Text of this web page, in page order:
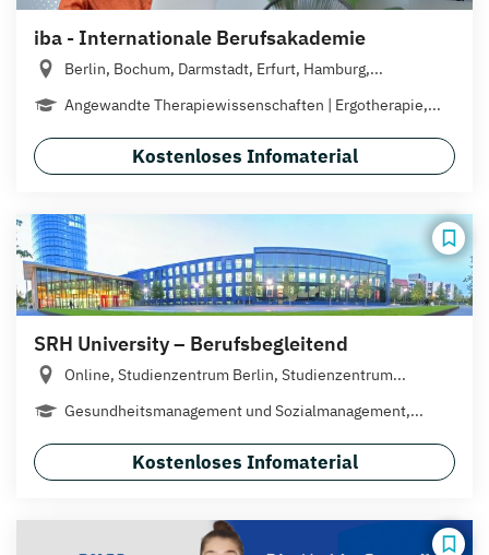
iba - Internationale Berufsakademie
Berlin, Bochum, Darmstadt, Erfurt, Hamburg,...
Angewandte Therapiewissenschaften | Ergotherapie,...
Kostenloses Infomaterial
SRH University – Berufsbegleitend
Online, Studienzentrum Berlin, Studienzentrum...
Gesundheitsmanagement und Sozialmanagement,...
Kostenloses Infomaterial